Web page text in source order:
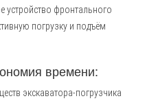
устройство фронтального
погрузку и подъём
времени:
экскаватора-погрузчика